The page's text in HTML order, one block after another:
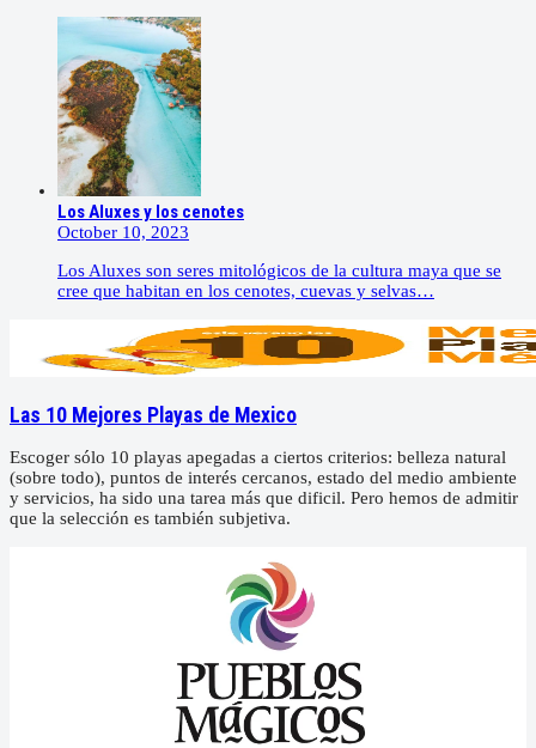
Los Aluxes y los cenotes
October 10, 2023
Los Aluxes son seres mitológicos de la cultura maya que se
cree que habitan en los cenotes, cuevas y selvas…
Las 10 Mejores Playas de Mexico
Escoger sólo 10 playas apegadas a ciertos criterios: belleza natural
(sobre todo), puntos de interés cercanos, estado del medio ambiente
y servicios, ha sido una tarea más que dificil. Pero hemos de admitir
que la selección es también subjetiva.